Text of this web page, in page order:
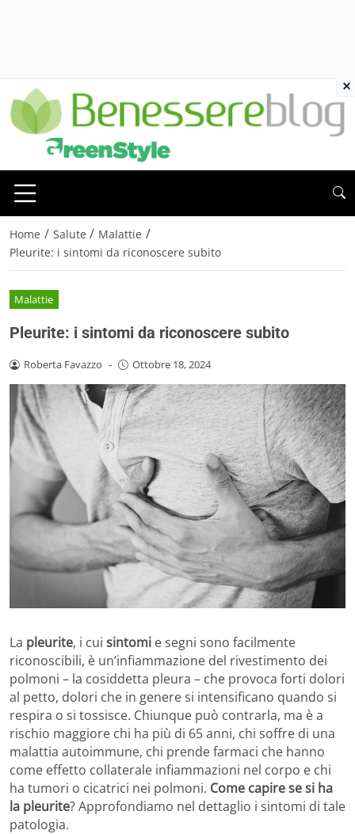
Home / Salute / Malattie /
Pleurite: i sintomi da riconoscere subito
Malattie
Pleurite: i sintomi da riconoscere subito
Roberta Favazzo - Ottobre 18, 2024
La pleurite, i cui sintomi e segni sono facilmente
riconoscibili, è un’infiammazione del rivestimento dei
polmoni – la cosiddetta pleura – che provoca forti dolori
al petto, dolori che in genere si intensificano quando si
respira o si tossisce. Chiunque può contrarla, ma è a
rischio maggiore chi ha più di 65 anni, chi soffre di una
malattia autoimmune, chi prende farmaci che hanno
come effetto collaterale infiammazioni nel corpo e chi
ha tumori o cicatrici nei polmoni. Come capire se si ha
la pleurite? Approfondiamo nel dettaglio i sintomi di tale
patologia.
×